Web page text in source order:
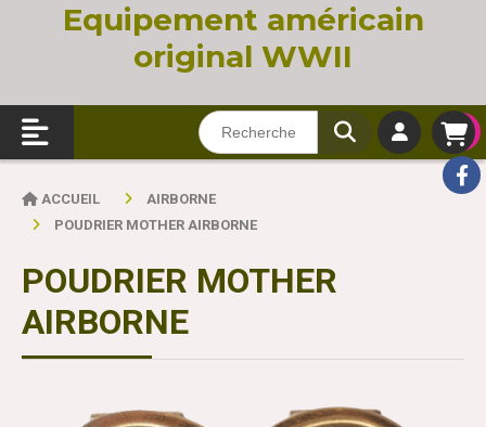
Equipement américain
original WWII
ACCUEIL
AIRBORNE
POUDRIER MOTHER AIRBORNE
POUDRIER MOTHER
AIRBORNE